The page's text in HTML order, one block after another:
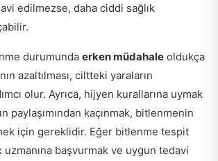
edilmezse, daha ciddi sağlık
durumunda erken müdahale oldukça
azaltılması, ciltteki yaraların
olur. Ayrıca, hijyen kurallarına uymak
paylaşımından kaçınmak, bitlenmenin
için gereklidir. Eğer bitlenme tespit
uzmanına başvurmak ve uygun tedavi